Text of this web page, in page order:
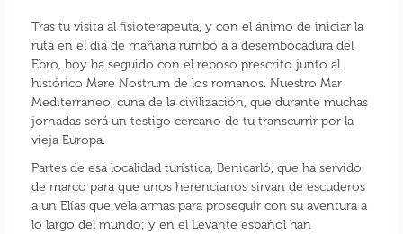
Tras tu visita al fisioterapeuta, y con el ánimo de iniciar la
ruta en el día de mañana rumbo a a desembocadura del
Ebro, hoy ha seguido con el reposo prescrito junto al
histórico Mare Nostrum de los romanos. Nuestro Mar
Mediterráneo, cuna de la civilización, que durante muchas
jornadas será un testigo cercano de tu transcurrir por la
vieja Europa.
Partes de esa localidad turística, Benicarló, que ha servido
de marco para que unos herencianos sirvan de escuderos
a un Elías que vela armas para proseguir con su aventura a
lo largo del mundo; y en el Levante español han